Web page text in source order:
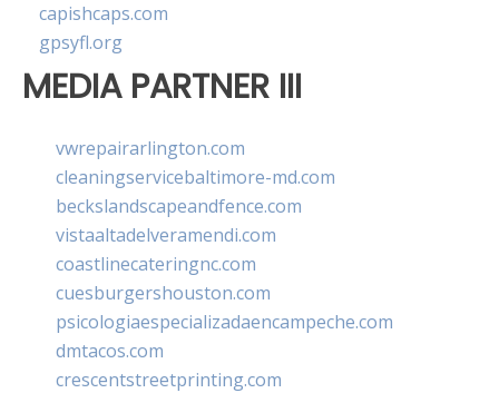
capishcaps.com
gpsyfl.org
MEDIA PARTNER III
vwrepairarlington.com
cleaningservicebaltimore-md.com
beckslandscapeandfence.com
vistaaltadelveramendi.com
coastlinecateringnc.com
cuesburgershouston.com
psicologiaespecializadaencampeche.com
dmtacos.com
crescentstreetprinting.com